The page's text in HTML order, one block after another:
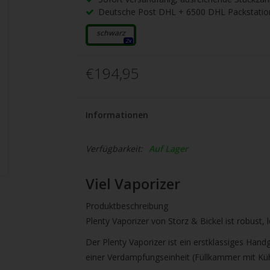
Deutsche Post DHL + 6500 DHL
schwarz
2x
€194,95
Informationen
Verfügbarkeit: Auf Lager
Viel Vaporizer
Produktbeschreibung
Plenty Vaporizer von Storz & Bickel ist robust,
Der Plenty Vaporizer ist ein erstklassiges
einer Verdampfungseinheit (Füllkammer mit